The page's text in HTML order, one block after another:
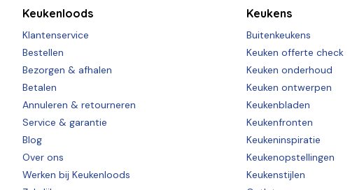
Keukenloods
Klantenservice
Bestellen
Bezorgen & afhalen
Betalen
Annuleren & retourneren
Service & garantie
Blog
Over ons
Werken bij Keukenloods
Keukens
Buitenkeukens
Keuken offerte check
Keuken onderhoud
Keuken ontwerpen
Keukenbladen
Keukenfronten
Keukeninspiratie
Keukenopstellingen
Keukenstijlen